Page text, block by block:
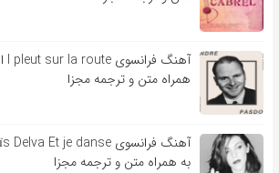
همراه متن و ترجمه مجزا
به همراه متن و ترجمه مجزا